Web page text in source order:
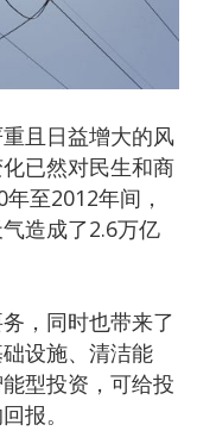
且日益增大的风
已然对民生和商
至2012年间，
造成了2.6万亿
，同时也带来了
设施、清洁能
型投资，可给投
报。